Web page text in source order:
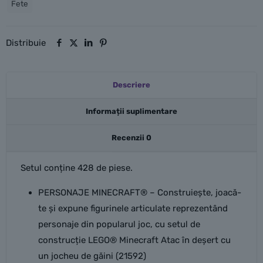
deșert
un
Fete
Distribuie
Descriere
Informații suplimentare
Recenzii 0
Setul conține 428 de piese.
PERSONAJE MINECRAFT® – Construiește, joacă-
te și expune figurinele articulate reprezentând
personaje din popularul joc, cu setul de
construcție LEGO® Minecraft Atac în deșert cu
un jocheu de găini (21592)